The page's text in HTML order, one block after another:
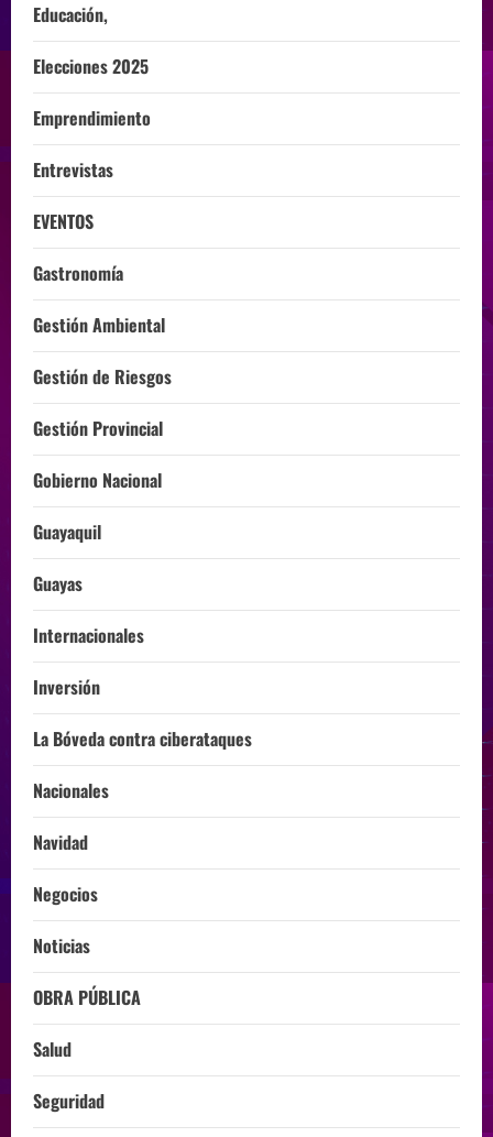
Educación,
Elecciones 2025
Emprendimiento
Entrevistas
EVENTOS
Gastronomía
Gestión Ambiental
Gestión de Riesgos
Gestión Provincial
Gobierno Nacional
Guayaquil
Guayas
Internacionales
Inversión
La Bóveda contra ciberataques
Nacionales
Navidad
Negocios
Noticias
OBRA PÚBLICA
Salud
Seguridad